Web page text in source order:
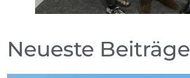
Neueste Beiträge